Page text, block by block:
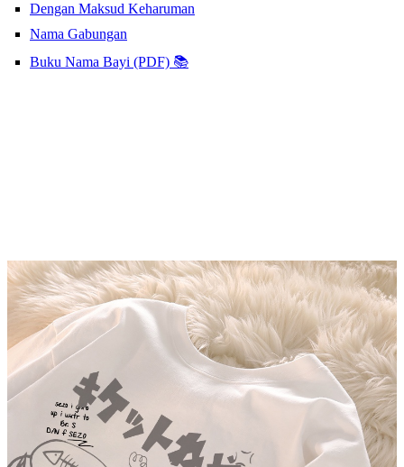
Dengan Maksud Keharuman
Nama Gabungan
Buku Nama Bayi (PDF) 📚